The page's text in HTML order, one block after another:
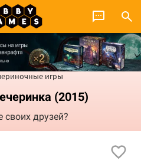
игры
(2015)
друзей?